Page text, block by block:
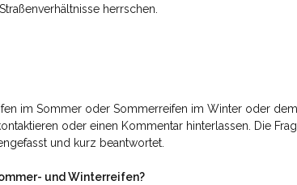
herrschen.
im Sommer oder Sommerreifen im Winter oder
oder einen Kommentar hinterlassen. Die
und kurz beantwortet.
und Winterreifen?